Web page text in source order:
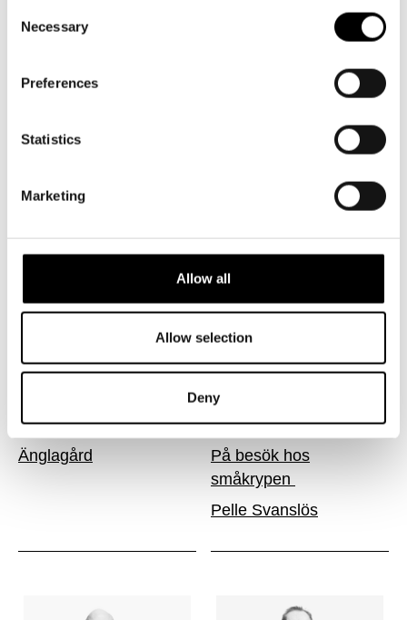
Selection
Necessary
Preferences
Statistics
Marketing
Allow all
Allow selection
Deny
Mitja Sirén Rebecca Strömsten
Joachim Thibblin
Änglagård
Hellen Willberg
På besök hos
småkrypen
Pelle Svanslös